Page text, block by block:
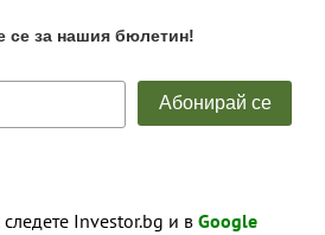
Investor.bg и в Google